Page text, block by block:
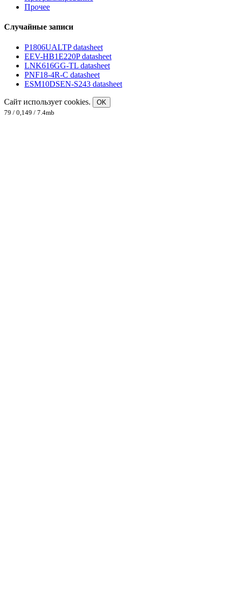
Прочее
Случайные записи
P1806UALTP datasheet
EEV-HB1E220P datasheet
LNK616GG-TL datasheet
PNF18-4R-C datasheet
ESM10DSEN-S243 datasheet
Сайт использует cookies.
OK
79 / 0,149 / 7.4mb